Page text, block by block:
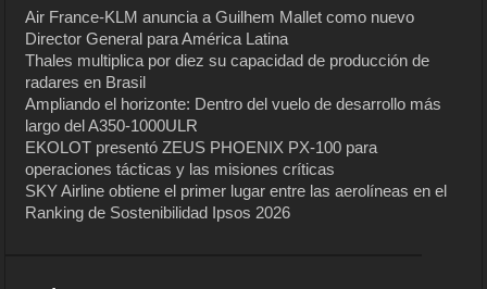
Air France-KLM anuncia a Guilhem Mallet como nuevo
Director General para América Latina
Thales multiplica por diez su capacidad de producción de
radares en Brasil
Ampliando el horizonte: Dentro del vuelo de desarrollo más
largo del A350-1000ULR
EKOLOT presentó ZEUS PHOENIX PX-100 para
operaciones tácticas y las misiones críticas
SKY Airline obtiene el primer lugar entre las aerolíneas en el
Ranking de Sostenibilidad Ipsos 2026